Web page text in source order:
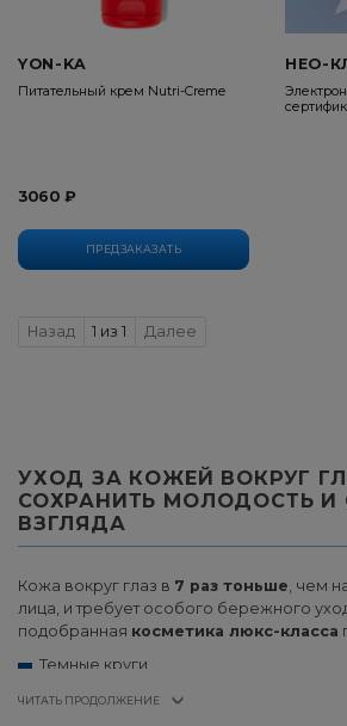
ПРЕДЗАКАЗАТЬ
YON-KA
Питательный крем Nutri-Creme
3060 ₽
НЕО-
НазадPrevious
1 из 1 ДалееNext
УХОД ЗА КОЖЕЙ ВОКРУГ
СОХРАНИТЬ МОЛОДОСТЬ И
ВЗГЛЯДА
Кожа вокруг глаз в 7 раз тоньше , чем
лица, и требует особого бережного
подобранная косметика люкс-класса
Темные круги
Отеки и мешки
ЧИТАТЬ ПРОДОЛЖЕНИЕ